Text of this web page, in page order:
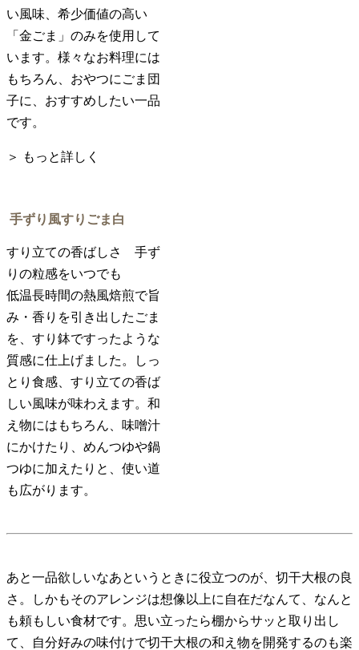
い風味、希少価値の高い
「金ごま」のみを使用して
います。様々なお料理には
もちろん、おやつにごま団
子に、おすすめしたい一品
です。
＞ もっと詳しく
手ずり風すりごま白
すり立ての香ばしさ 手ず
りの粒感をいつでも
低温長時間の熱風焙煎で旨
み・香りを引き出したごま
を、すり鉢ですったような
質感に仕上げました。しっ
とり食感、すり立ての香ば
しい風味が味わえます。和
え物にはもちろん、味噌汁
にかけたり、めんつゆや鍋
つゆに加えたりと、使い道
も広がります。
あと一品欲しいなあというときに役立つのが、切干大根の良
さ。しかもそのアレンジは想像以上に自在だなんて、なんと
も頼もしい食材です。思い立ったら棚からサッと取り出し
て、自分好みの味付けで切干大根の和え物を開発するのも楽